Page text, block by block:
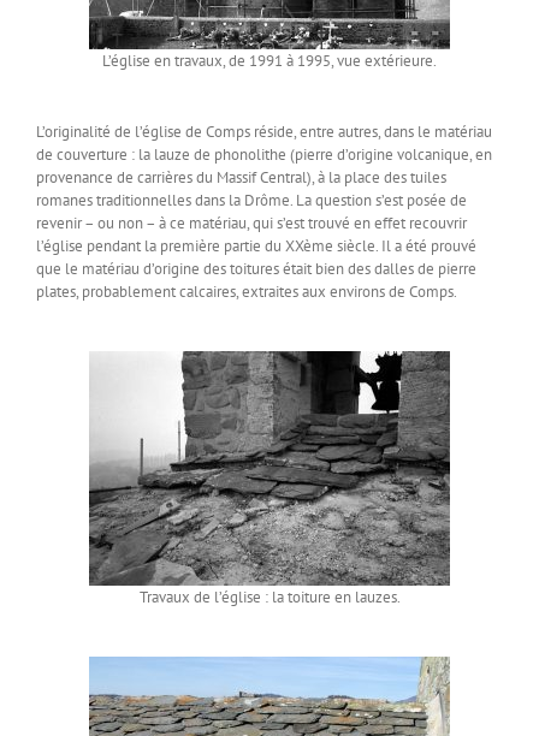
L’église en travaux, de 1991 à 1995, vue extérieure.
L’originalité de l’église de Comps réside, entre autres, dans le matériau
de couverture : la lauze de phonolithe (pierre d’origine volcanique, en
provenance de carrières du Massif Central), à la place des tuiles
romanes traditionnelles dans la Drôme. La question s’est posée de
revenir – ou non – à ce matériau, qui s’est trouvé en effet recouvrir
l’église pendant la première partie du XXème siècle. Il a été prouvé
que le matériau d’origine des toitures était bien des dalles de pierre
plates, probablement calcaires, extraites aux environs de Comps.
Travaux de l’église : la toiture en lauzes.